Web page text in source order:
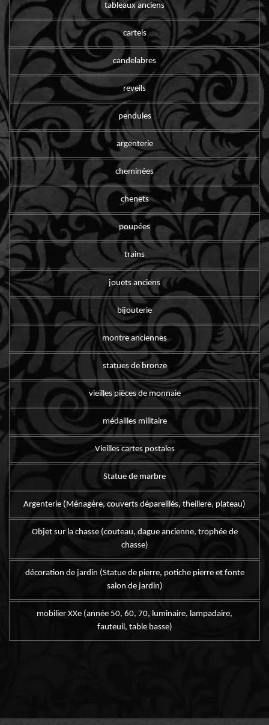
tableaux anciens
cartels
candelabres
reveils
pendules
argenterie
cheminées
chenets
poupées
trains
jouets anciens
bijouterie
montre anciennes
statues de bronze
vieilles pièces de monnaie
médailles militaire
Vieilles cartes postales
Statue de marbre
Argenterie (Ménagère, couverts dépareillés, theillere, plateau)
Objet sur la chasse (couteau, dague ancienne, trophée de
chasse)
décoration de jardin (Statue de pierre, potiche pierre et fonte
salon de jardin)
mobilier XXe (année 50, 60, 70, luminaire, lampadaire,
fauteuil, table basse)